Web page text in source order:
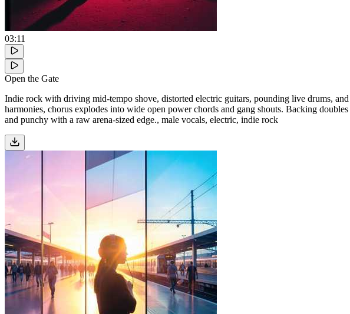
03:11
Open the Gate
Indie rock with driving mid-tempo shove, distorted electric guitars, pounding live drums,
harmonies, chorus explodes into wide open power chords and gang shouts. Backing
and punchy with a raw arena-sized edge., male vocals, electric, indie rock